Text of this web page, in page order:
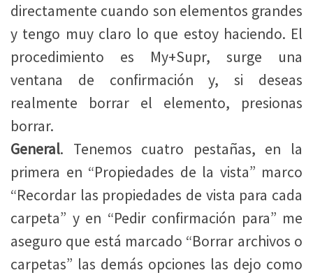
directamente cuando son elementos grandes
y tengo muy claro lo que estoy haciendo. El
procedimiento es My+Supr, surge una
ventana de confirmación y, si deseas
realmente borrar el elemento, presionas
borrar.
General. Tenemos cuatro pestañas, en la
primera en “Propiedades de la vista” marco
“Recordar las propiedades de vista para cada
carpeta” y en “Pedir confirmación para” me
aseguro que está marcado “Borrar archivos o
carpetas” las demás opciones las dejo como